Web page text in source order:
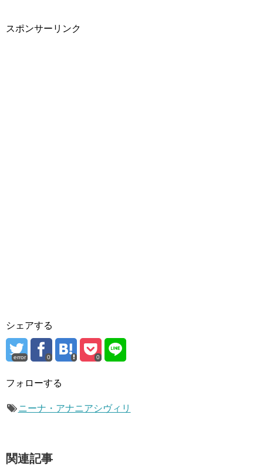
スポンサーリンク
シェアする
error 0 0
フォローする
ニーナ・アナニアシヴィリ
関連記事